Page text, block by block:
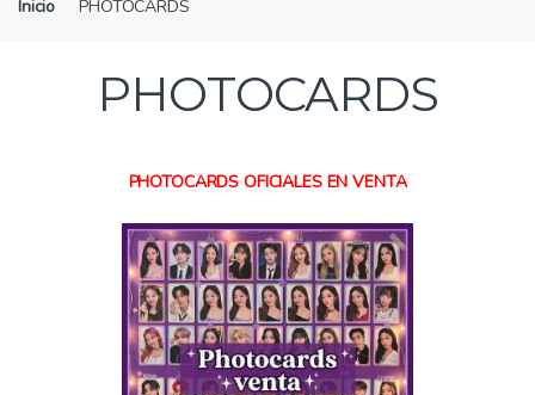
Inicio PHOTOCARDS
PHOTOCARDS
PHOTOCARDS OFICIALES EN VENTA